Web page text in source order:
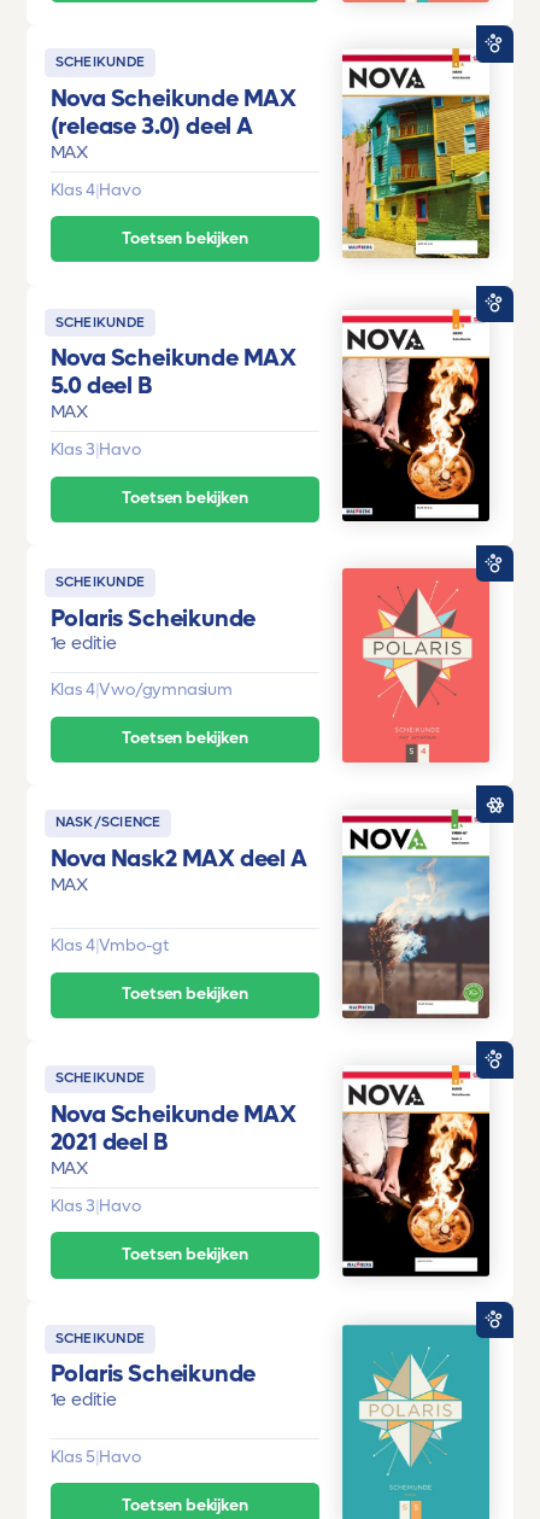
SCHEIKUNDE
Nova Scheikunde MAX
(release 3.0) deel A
MAX
Klas 4|Havo
Toetsen bekijken
SCHEIKUNDE
Nova Scheikunde MAX
5.0 deel B
MAX
Klas 3|Havo
Toetsen bekijken
SCHEIKUNDE
Polaris Scheikunde
1e editie
Klas 4|Vwo/gymnasium
Toetsen bekijken
NASK/SCIENCE
Nova Nask2 MAX deel A
MAX
Klas 4|Vmbo-gt
Toetsen bekijken
SCHEIKUNDE
Nova Scheikunde MAX
2021 deel B
MAX
Klas 3|Havo
Toetsen bekijken
SCHEIKUNDE
Polaris Scheikunde
1e editie
Klas 5|Havo
Toetsen bekijken